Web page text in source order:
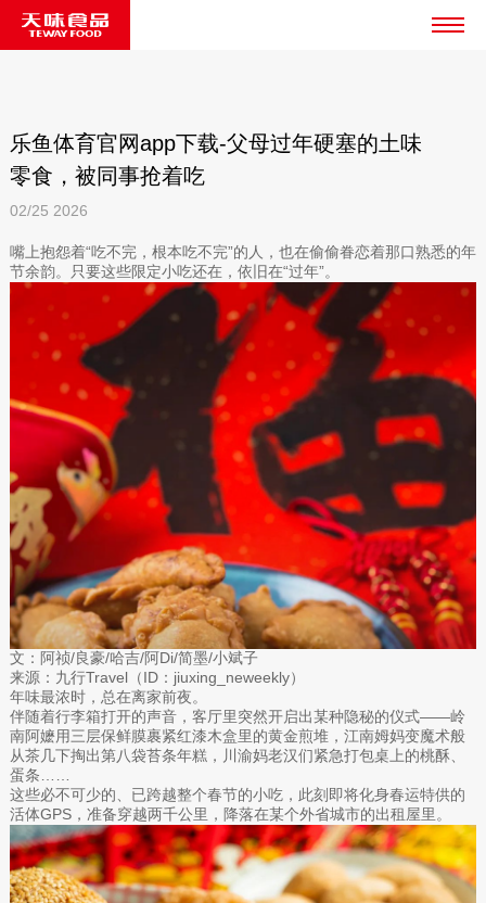
乐鱼体育官网app下载-父母过年硬塞的土味
零食，被同事抢着吃
02/25 2026
嘴上抱怨着“吃不完，根本吃不完”的人，也在偷偷眷恋着那口熟悉的年
节余韵。只要这些限定小吃还在，依旧在“过年”。
文：阿祯/良豪/哈吉/阿Di/简墨/小斌子
来源：九行Travel（ID：jiuxing_neweekly）
年味最浓时，总在离家前夜。
伴随着行李箱打开的声音，客厅里突然开启出某种隐秘的仪式——岭
南阿嬷用三层保鲜膜裹紧红漆木盒里的黄金煎堆，江南姆妈变魔术般
从茶几下掏出第八袋苔条年糕，川渝妈老汉们紧急打包桌上的桃酥、
蛋条……
这些必不可少的、已跨越整个春节的小吃，此刻即将化身春运特供的
活体GPS，准备穿越两千公里，降落在某个外省城市的出租屋里。